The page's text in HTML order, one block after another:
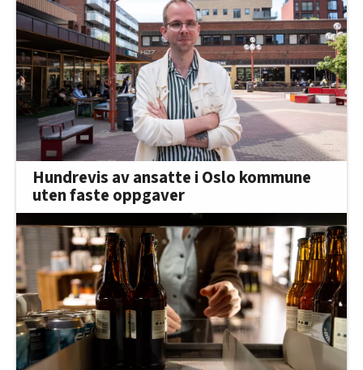
Hundrevis av ansatte i Oslo kommune
uten faste oppgaver